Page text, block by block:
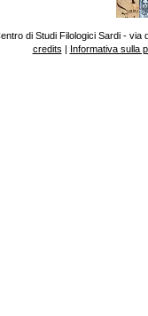
di Studi Filologici Sardi - via
credits | Informativa sulla